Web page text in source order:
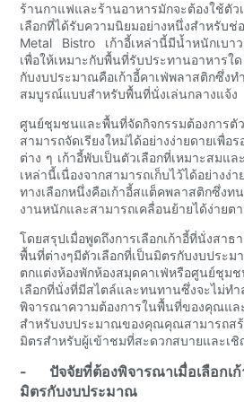
ร้านกาแฟและร้านอาหารมักจะต้องใช้ตั
เลือกที่ได้รับความนิยมอย่างหนึ่งสำหรับช่
Metal Bistro เก้าอี้เหล่านี้มีน้ำหนักเบา
เพื่อให้เหมาะกับพื้นที่รับประทานอาหาร
กับงบประมาณคือเก้าอี้คาเฟ่พลาสติกซึ่งท
สมบูรณ์แบบสำหรับพื้นที่นั่งเล่นกลางแจ้ง
ศูนย์ชุมชนและพื้นที่จัดกิจกรรมต้องการตั
สามารถจัดเรียงใหม่ได้อย่างง่ายดายเพื่อ
ต่าง ๆ เก้าอี้พับเป็นตัวเลือกที่เหมาะสมแ
เหล่านี้เนื่องจากสามารถเก็บไว้ได้อย่าง
ทางเลือกหนึ่งคือเก้าอี้สแต็คพลาสติกซึ่ง
งานหนักและสามารถเคลื่อนย้ายได้ง่ายต
โดยสรุปเมื่อพูดถึงการเลือกเก้าอี้ที่นั่งสา
พื้นที่ต่างๆมีตัวเลือกที่เป็นมิตรกับงบปร
ตกแต่งห้องพักห้องสมุดคาเฟ่หรือศูนย์ชุม
เลือกที่นั่งที่มีสไตล์และทนทานซึ่งจะไ
พิจารณาความต้องการในพื้นที่ของคุณและ
สำหรับงบประมาณของคุณคุณสามารถส
มิตรสำหรับผู้เข้าชมที่สะดวกสบายและเ
- ปัจจัยที่ต้องพิจารณาเมื่อเลือกเก้
มิตรกับงบประมาณ